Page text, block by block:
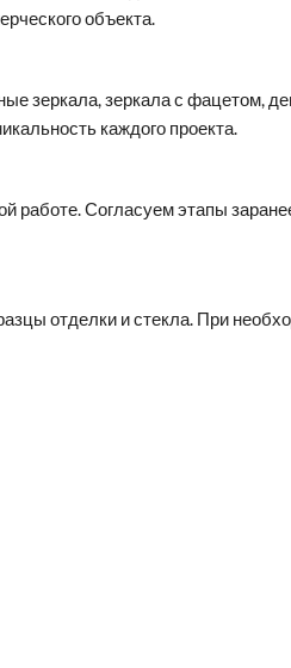
объекта.
зеркала, зеркала с фацетом,
каждого проекта.
работе. Согласуем этапы
отделки и стекла. При